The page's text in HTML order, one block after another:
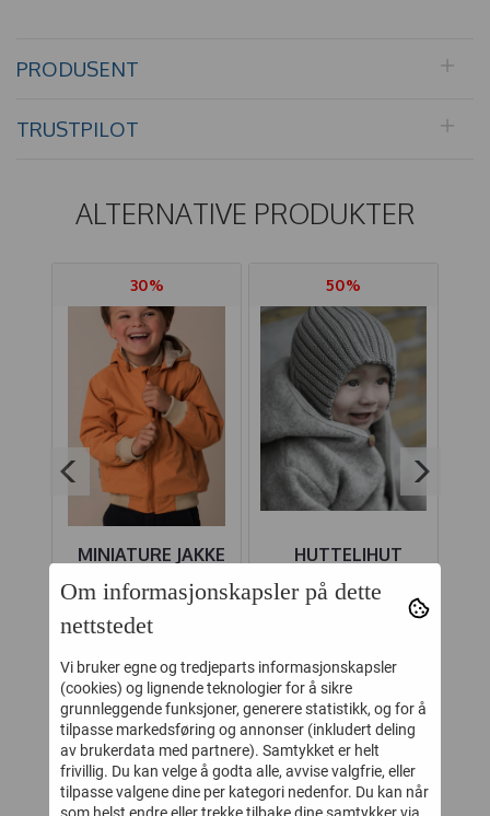
PRODUSENT
TRUSTPILOT
ALTERNATIVE PRODUKTER
30%
MINIATURE JAKKE
WILDER TERRA
COTTA
1.099,-
Kjøp
50%
HUTTELIHUT
BALACLAVA ULL
"PIXIE" BROWN
Kjøp
KUNDER SOM SÅ PÅ DETTE SÅ
OGSÅ PÅ
Om informasjonskapsler på dette
nettstedet
Vi bruker egne og tredjeparts informasjonskapsler
(cookies) og lignende teknologier for å sikre
grunnleggende funksjoner, generere statistikk, og for å
tilpasse markedsføring og annonser (inkludert deling
av brukerdata med partnere). Samtykket er helt
frivillig. Du kan velge å godta alle, avvise valgfrie, eller
tilpasse valgene dine per kategori nedenfor. Du kan når
som helst endre eller trekke tilbake dine samtykker via